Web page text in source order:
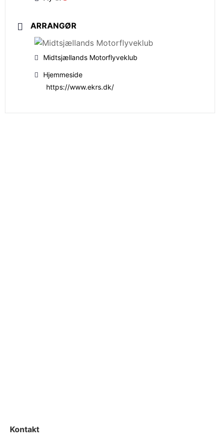
ARRANGØR
Midtsjællands Motorflyveklub
Hjemmeside
https://www.ekrs.dk/
Kontakt